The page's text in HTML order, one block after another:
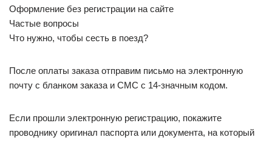
Оформление без регистрации на сайте
Частые вопросы
Что нужно, чтобы сесть в поезд?
После оплаты заказа отправим письмо на электронную
почту с бланком заказа и СМС с 14-значным кодом.
Если прошли электронную регистрацию, покажите
проводнику оригинал паспорта или документа, на который